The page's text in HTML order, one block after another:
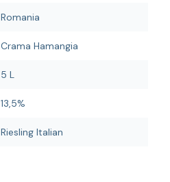
Romania
Crama Hamangia
5 L
13,5%
Riesling Italian